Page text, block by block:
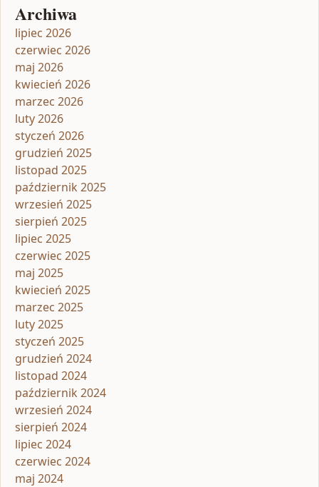
Archiwa
lipiec 2026
czerwiec 2026
maj 2026
kwiecień 2026
marzec 2026
luty 2026
styczeń 2026
grudzień 2025
listopad 2025
październik 2025
wrzesień 2025
sierpień 2025
lipiec 2025
czerwiec 2025
maj 2025
kwiecień 2025
marzec 2025
luty 2025
styczeń 2025
grudzień 2024
listopad 2024
październik 2024
wrzesień 2024
sierpień 2024
lipiec 2024
czerwiec 2024
maj 2024